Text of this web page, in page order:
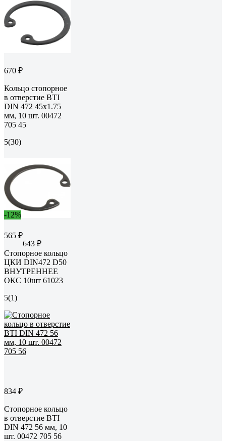
670 ₽
Кольцо стопорное
в отверстие BTI
DIN 472 45х1.75
мм, 10 шт. 00472
705 45
5(30)
-12%
565 ₽
643 ₽
Стопорное кольцо
ЦКИ DIN472 D50
ВНУТРЕННЕЕ
ОКС 10шт 61023
5(1)
834 ₽
Стопорное кольцо
в отверстие BTI
DIN 472 56 мм, 10
шт. 00472 705 56